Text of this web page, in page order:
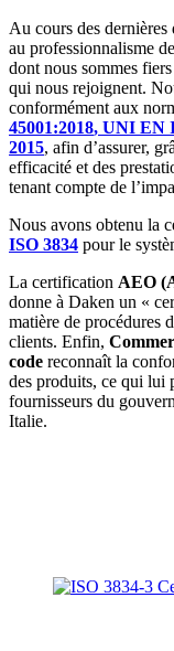
Au cours des dernières
au professionnalisme
dont nous sommes
qui nous rejoignent.
conformément aux
45001:2018, UNI EN
2015, afin d’assurer,
efficacité et des
tenant compte de
Nous avons obtenu la
ISO 3834 pour le
La certification AEO
donne à Daken un «
matière de procédures
clients. Enfin,
code reconnaît la
des produits, ce qui lui
fournisseurs du
Italie.